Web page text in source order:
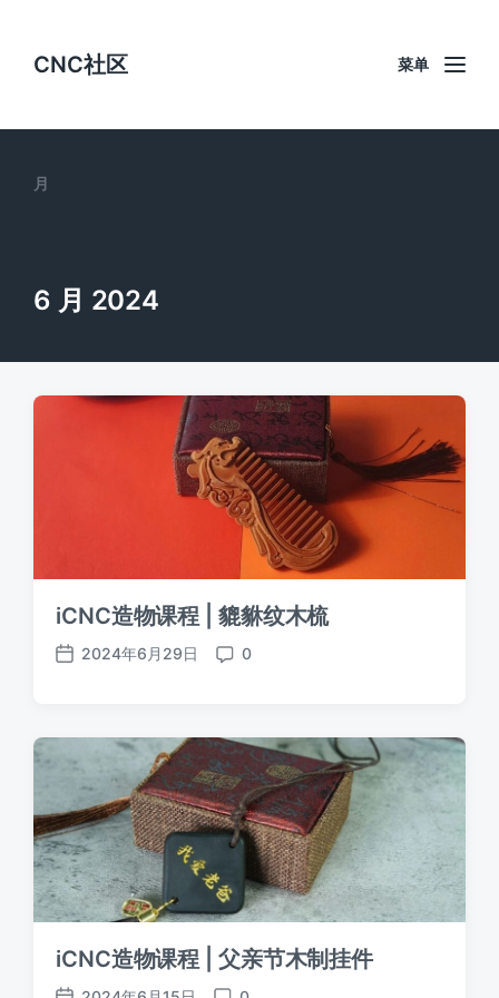
CNC社区 菜单
月
6 月 2024
iCNC造物课程 | 貔貅纹木梳
发
期
2024年6月29日
评
0
iCNC造物课程 | 父亲节木制挂件